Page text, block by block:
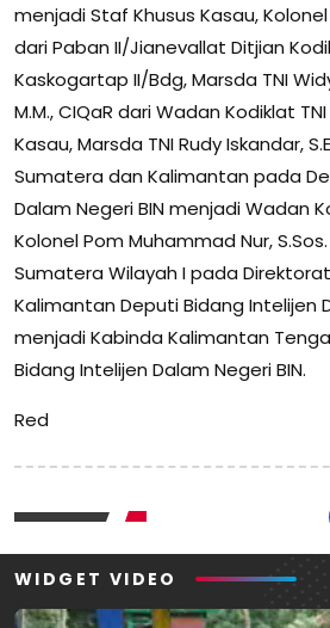
menjadi Staf Khusus Kasau,
dari Paban II/Jianevallat Ditjian
Kaskogartap II/Bdg, Marsda TNI
M.M., CIQaR dari Wadan Kodiklat
Kasau, Marsda TNI Rudy Iskandar,
Sumatera dan Kalimantan pada
Dalam Negeri BIN menjadi Wadan
Kolonel Pom Muhammad Nur,
Sumatera Wilayah I pada
Kalimantan Deputi Bidang Intelijen
menjadi Kabinda Kalimantan
Bidang Intelijen Dalam Negeri BIN.
Red
WIDGET VIDEO